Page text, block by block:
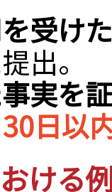
受け
出。
実を
30日以
ける